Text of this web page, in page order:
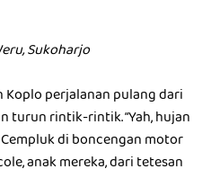
Sukoharjo
Koplo perjalanan pulang dari
turun rintik-rintik. “Yah, hujan
di boncengan motor
anak mereka, dari tetesan